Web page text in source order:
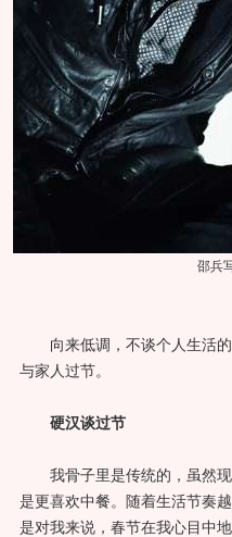
邵兵
向来低调，不谈个人生活的
与家人过节。
硬汉谈过节
我骨子里是传统的，虽然现
是更喜欢中餐。随着生活节奏
是对我来说，春节在我心目中地